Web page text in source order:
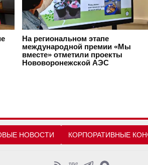
На региональном этапе
международной премии «Мы
вместе» отметили проекты
Нововоронежской АЭС
НОВОСТИ КОРПОРАТИВНЫЕ